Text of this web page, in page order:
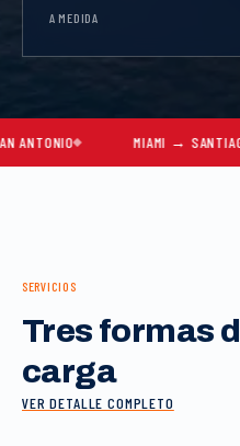
A MEDIDA
MIAMI → SANTIAGO
SERVICIOS
Tres formas
carga
VER DETALLE COMPLETO